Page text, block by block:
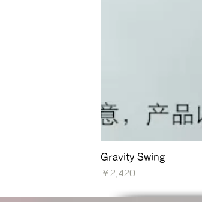
Gravity Swing
価格
￥2,420